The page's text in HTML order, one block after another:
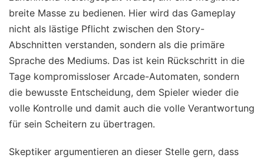
breite Masse zu bedienen. Hier wird das Gameplay
nicht als lästige Pflicht zwischen den Story-
Abschnitten verstanden, sondern als die primäre
Sprache des Mediums. Das ist kein Rückschritt in die
Tage kompromissloser Arcade-Automaten, sondern
die bewusste Entscheidung, dem Spieler wieder die
volle Kontrolle und damit auch die volle Verantwortung
für sein Scheitern zu übertragen.
Skeptiker argumentieren an dieser Stelle gern, dass